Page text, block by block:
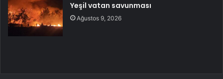
Yeşil vatan savunması
Ağustos 9, 2026